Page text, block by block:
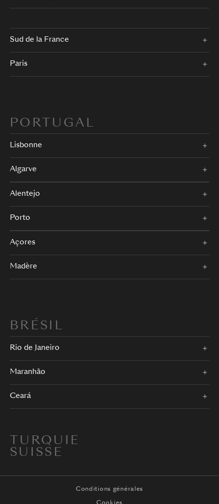
Sud de la France
Paris
PORTUGAL
Lisbonne
Algarve
Alentejo
Porto
Açores
Madère
BRÉSIL
Rio de Janeiro
Maranhão
Ceará
TURQUIE
SUISSE
Conditions générales
Cookies